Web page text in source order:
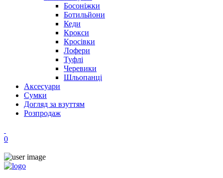
Босоніжки
Ботильйони
Кеди
Крокси
Кросівки
Лофери
Туфлі
Черевики
Шльопанці
Аксесуари
Сумки
Догляд за взуттям
Розпродаж
0